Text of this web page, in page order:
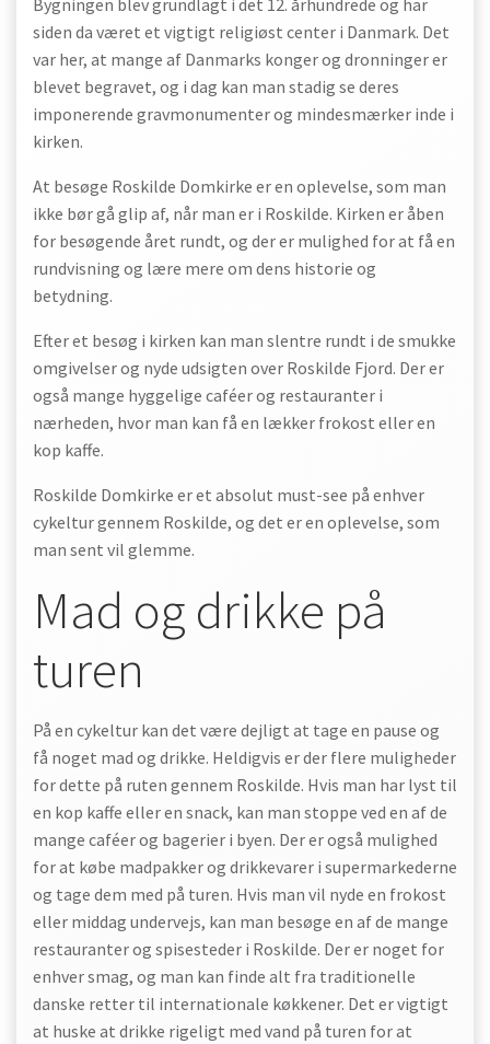
Bygningen blev grundlagt i det 12. århundrede og har
siden da været et vigtigt religiøst center i Danmark. Det
var her, at mange af Danmarks konger og dronninger er
blevet begravet, og i dag kan man stadig se deres
imponerende gravmonumenter og mindesmærker inde i
kirken.
At besøge Roskilde Domkirke er en oplevelse, som man
ikke bør gå glip af, når man er i Roskilde. Kirken er åben
for besøgende året rundt, og der er mulighed for at få en
rundvisning og lære mere om dens historie og
betydning.
Efter et besøg i kirken kan man slentre rundt i de smukke
omgivelser og nyde udsigten over Roskilde Fjord. Der er
også mange hyggelige caféer og restauranter i
nærheden, hvor man kan få en lækker frokost eller en
kop kaffe.
Roskilde Domkirke er et absolut must-see på enhver
cykeltur gennem Roskilde, og det er en oplevelse, som
man sent vil glemme.
Mad og drikke på
turen
På en cykeltur kan det være dejligt at tage en pause og
få noget mad og drikke. Heldigvis er der flere muligheder
for dette på ruten gennem Roskilde. Hvis man har lyst til
en kop kaffe eller en snack, kan man stoppe ved en af de
mange caféer og bagerier i byen. Der er også mulighed
for at købe madpakker og drikkevarer i supermarkederne
og tage dem med på turen. Hvis man vil nyde en frokost
eller middag undervejs, kan man besøge en af de mange
restauranter og spisesteder i Roskilde. Der er noget for
enhver smag, og man kan finde alt fra traditionelle
danske retter til internationale køkkener. Det er vigtigt
at huske at drikke rigeligt med vand på turen for at